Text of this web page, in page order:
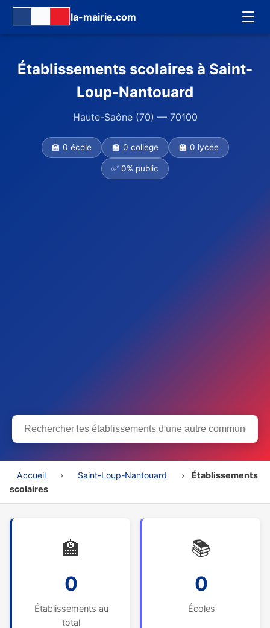
la-mairie.com ☰
Établissements scolaires à Saint-
Loup-Nantouard
Haute-Saône (70) — 70100
🏫 0 école 🏫 0 collège 🏫 0 lycée
✅ 0% public
Accueil › Saint-Loup-Nantouard ›
Établissements
scolaires
🏫
0
Établissements au
total
📚
0
Écoles